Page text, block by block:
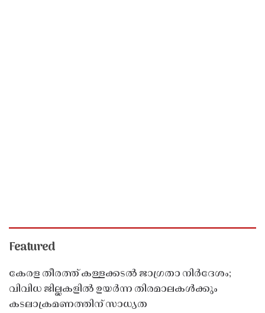
Featured
കേരള തീരത്ത് കള്ളക്കടൽ ജാഗ്രതാ നിർദേശം;
വിവിധ ജില്ലകളിൽ ഉയർന്ന തിരമാലകൾക്കും
കടലാക്രമണത്തിന് സാധ്യത